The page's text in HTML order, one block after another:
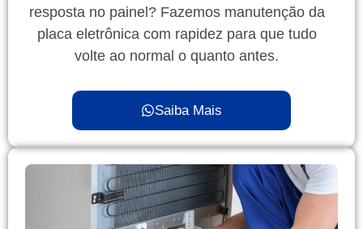
resposta no painel? Fazemos manutenção da
placa eletrônica com rapidez para que tudo
volte ao normal o quanto antes.
Saiba Mais